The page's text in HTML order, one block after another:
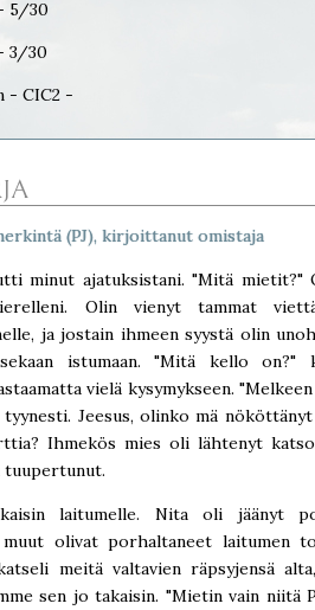
5/30
3/30
- CIC2 -
(PJ), kirjoittanut omistaja
minut ajatuksistani. "Mitä mietit?"
Olin vienyt tammat
ja jostain ihmeen syystä olin
istumaan. "Mitä kello on?"
vielä kysymykseen.
Jeesus, olinko mä nököttänyt
Ihmekös mies oli lähtenyt
tuupertunut.
laitumelle. Nita oli jäänyt
muut olivat porhaltaneet laitumen
meitä valtavien räpsyjensä
sen jo takaisin. "Mietin vain niitä